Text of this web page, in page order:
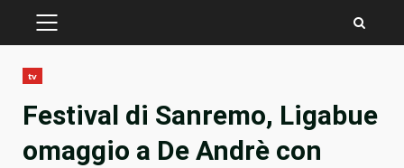
PRIMARY
tv
Festival di Sanremo, Ligabue
omaggio a De Andrè con